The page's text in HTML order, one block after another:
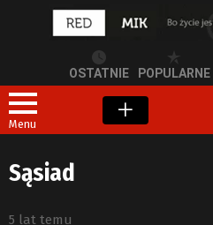
OSTATNIE POPULARNE
Menu
Sąsiad
5 lat temu